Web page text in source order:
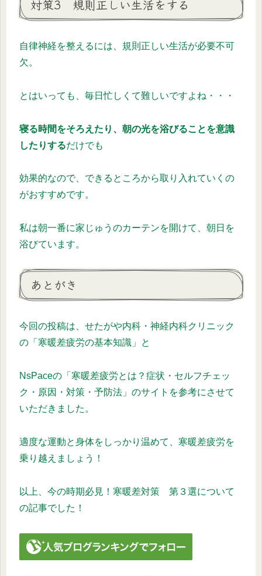
対策3 規則正しい生活をする
自律神経を整えるには、規則正しい生活が必要不可
欠。
とはいっても、毎日忙しくて難しいですよね・・・
寝る時間をそろえたり、朝の光を浴びることを意識
したりするだけでも
効果的なので、できるところから取り入れていくの
がおすすめです。
私は朝一番に家じゅうのカーテンを開けて、朝日を
浴びています。
あとがき
今回の投稿は、せたがや内科・神経内科クリニック
の「寒暖差疲労の基本知識」と
NsPaceの「寒暖差疲労とは？症状・セルフチェッ
ク・原因・対策・予防法」のサイトを参考にさせて
いただきました。
適度な運動と身体をしっかり温めて、寒暖差疲労を
乗り越えましょう！
以上、今の時期必見！寒暖差対策 第３選について
の記事でした！